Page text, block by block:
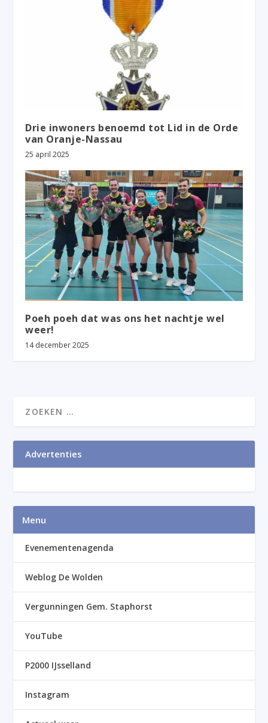
Drie inwoners benoemd tot Lid in de Orde
van Oranje-Nassau
25 april 2025
Poeh poeh dat was ons het nachtje wel
weer!
14 december 2025
Advertenties
Menu
Evenementenagenda
Weblog De Wolden
Vergunningen Gem. Staphorst
YouTube
P2000 IJsselland
Instagram